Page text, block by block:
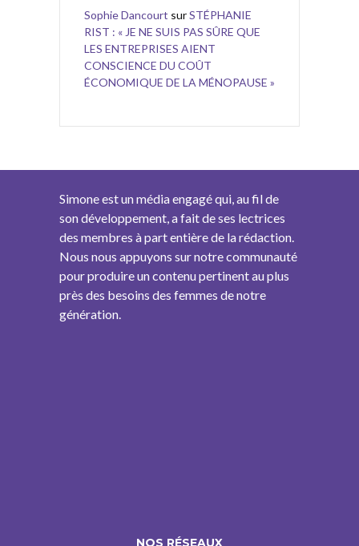
Sophie Dancourt surSTÉPHANIE
RIST : « JE NE SUIS PAS SÛRE QUE
LES ENTREPRISES AIENT
CONSCIENCE DU COÛT
ÉCONOMIQUE DE LA MÉNOPAUSE »
Simone est un média engagé qui, au fil de
son développement, a fait de ses lectrices
des membres à part entière de la rédaction.
Nous nous appuyons sur notre communauté
pour produire un contenu pertinent au plus
près des besoins des femmes de notre
génération.
NOS RÉSEAUX